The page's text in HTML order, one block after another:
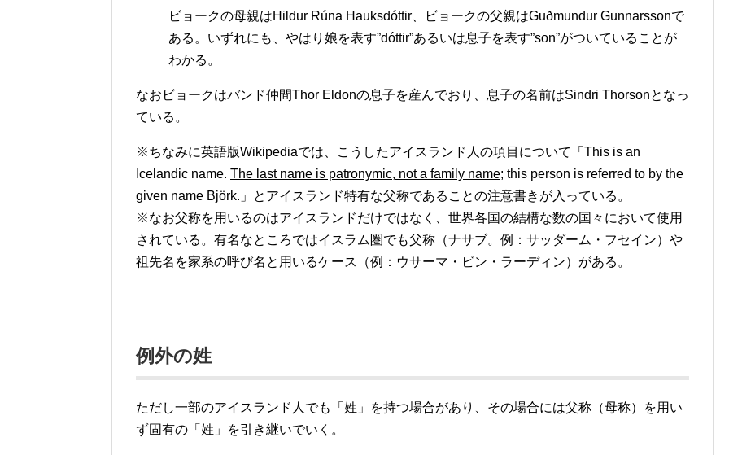
ビョークの母親はHildur Rúna Hauksdóttir、ビョークの父親はGuðmundur Gunnarssonで
ある。いずれにも、やはり娘を表す”dóttir”あるいは息子を表す”son”がついていることが
わかる。
なおビョークはバンド仲間Thor Eldonの息子を産んでおり、息子の名前はSindri Thorsonとなっ
ている。
※ちなみに英語版Wikipediaでは、こうしたアイスランド人の項目について「This is an
Icelandic name. The last name is patronymic, not a family name; this person is referred to by the
given name Björk.」とアイスランド特有な父称であることの注意書きが入っている。
※なお父称を用いるのはアイスランドだけではなく、世界各国の結構な数の国々において使用
されている。有名なところではイスラム圏でも父称（ナサブ。例：サッダーム・フセイン）や
祖先名を家系の呼び名と用いるケース（例：ウサーマ・ビン・ラーディン）がある。
例外の姓
ただし一部のアイスランド人でも「姓」を持つ場合があり、その場合には父称（母称）を用い
ず固有の「姓」を引き継いでいく。